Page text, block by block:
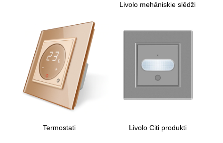
Livolo mehāniskie slēdži
Termostati Livolo Citi produkti